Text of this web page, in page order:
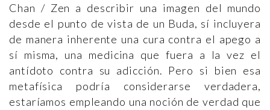
Chan / Zen a describir una imagen del mundo
desde el punto de vista de un Buda, sí incluyera
de manera inherente una cura contra el apego a
sí misma, una medicina que fuera a la vez el
antídoto contra su adicción. Pero si bien esa
metafísica podría considerarse verdadera,
estaríamos empleando una noción de verdad que